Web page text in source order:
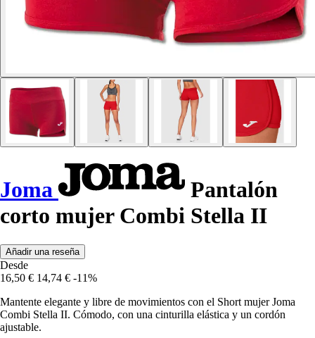
Joma
Pantalón
corto mujer Combi Stella II
Añadir una reseña
Desde
16,50 € 14,74 € -11%
Mantente elegante y libre de movimientos con el Short mujer Joma
Combi Stella II. Cómodo, con una cinturilla elástica y un cordón
ajustable.